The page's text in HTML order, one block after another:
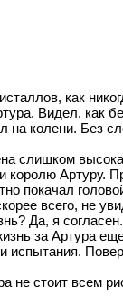
как
Видел, как
колени. Без
слишком
Артуру.
покачал
всего, не
Да, я согласен.
за Артура
испытания.
не стоит всем